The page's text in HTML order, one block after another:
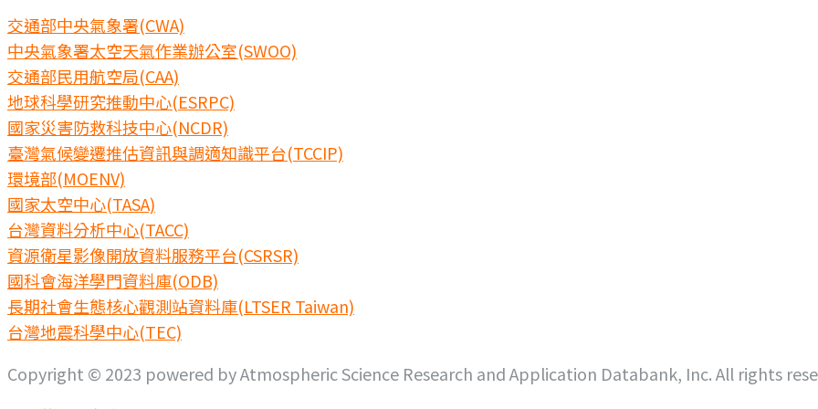
交通部中央氣象署(CWA)
中央氣象署太空天氣作業辦公室(SWOO)
交通部民用航空局(CAA)
地球科學研究推動中心(ESRPC)
國家災害防救科技中心(NCDR)
臺灣氣候變遷推估資訊與調適知識平台(TCCIP)
環境部(MOENV)
國家太空中心(TASA)
台灣資料分析中心(TACC)
資源衛星影像開放資料服務平台(CSRSR)
國科會海洋學門資料庫(ODB)
長期社會生態核心觀測站資料庫(LTSER Taiwan)
台灣地震科學中心(TEC)
Copyright © 2023 powered by Atmospheric Science Research and Application Databank, Inc. All rights